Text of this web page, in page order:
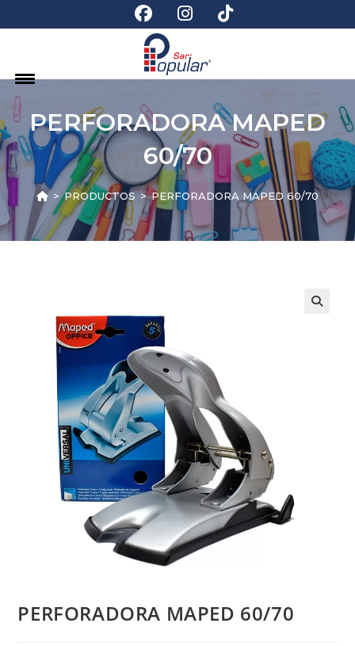
PERFORADORA MAPED
60/70
> PRODUCTOS > PERFORADORA MAPED 60/70
PERFORADORA MAPED 60/70